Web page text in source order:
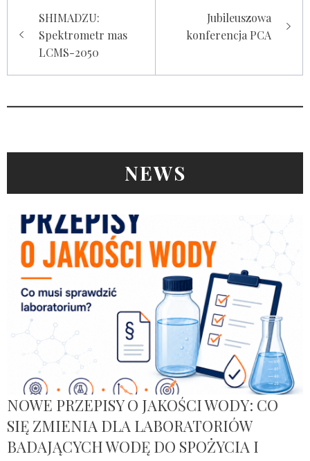
wpisu
SHIMADZU:
Spektrometr mas
LCMS-2050
Jubileuszowa
konferencja PCA
NEWS
NOWE PRZEPISY O JAKOŚCI WODY: CO
SIĘ ZMIENIA DLA LABORATORIÓW
BADAJĄCYCH WODĘ DO SPOŻYCIA I